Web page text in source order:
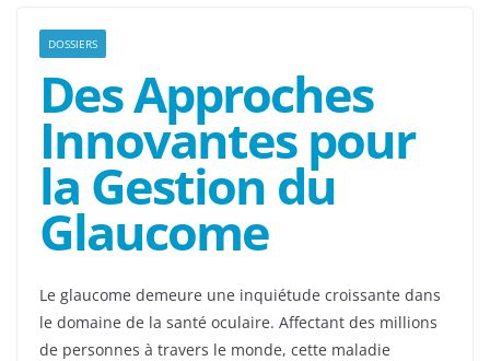
DOSSIERS
Des Approches
Innovantes pour
la Gestion du
Glaucome
Le glaucome demeure une inquiétude croissante dans
le domaine de la santé oculaire. Affectant des millions
de personnes à travers le monde, cette maladie